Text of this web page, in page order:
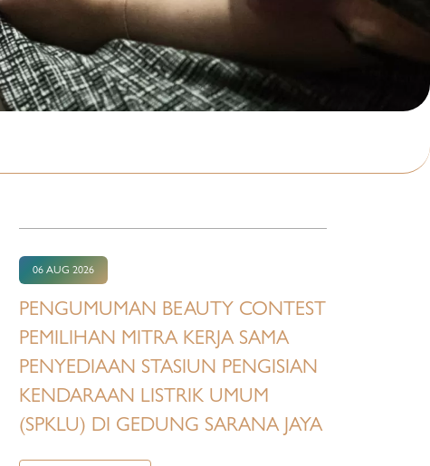
06 AUG 2026
PENGUMUMAN BEAUTY CONTEST
PEMILIHAN MITRA KERJA SAMA
PENYEDIAAN STASIUN PENGISIAN
KENDARAAN LISTRIK UMUM
(SPKLU) DI GEDUNG SARANA JAYA